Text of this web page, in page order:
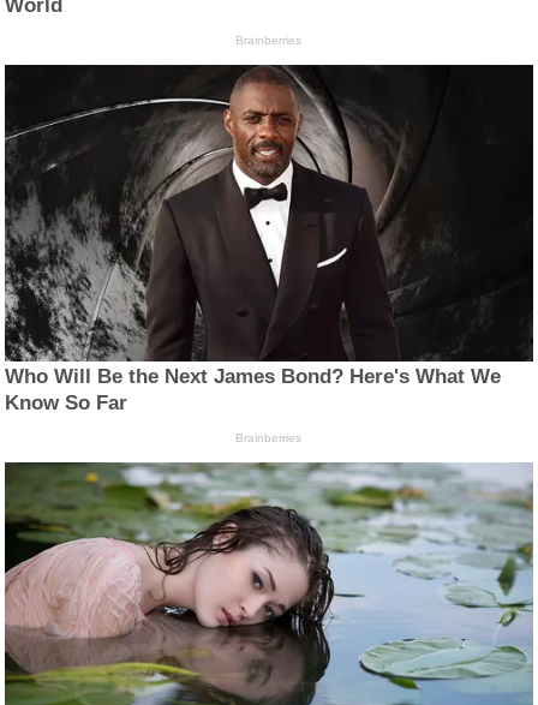
World
Brainberries
Who Will Be the Next James Bond? Here's What We
Know So Far
Brainberries